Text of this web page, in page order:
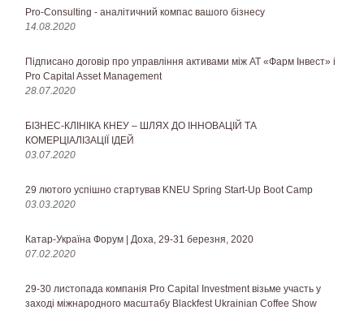
Pro-Consulting - аналітичний компас вашого бізнесу
14.08.2020
Підписано договір про управління активами між АТ «Фарм Інвест» і
Pro Capital Asset Management
28.07.2020
БІЗНЕС-КЛІНІКА КНЕУ – ШЛЯХ ДО ІННОВАЦІЙ ТА
КОМЕРЦІАЛІЗАЦІЇ ІДЕЙ
03.07.2020
29 лютого успішно стартував KNEU Spring Start-Up Boot Camp
03.03.2020
Катар-Україна Форум | Доха, 29-31 березня, 2020
07.02.2020
29-30 листопада компанія Pro Capital Investment візьме участь у
заході міжнародного масштабу Blackfest Ukrainian Coffee Show